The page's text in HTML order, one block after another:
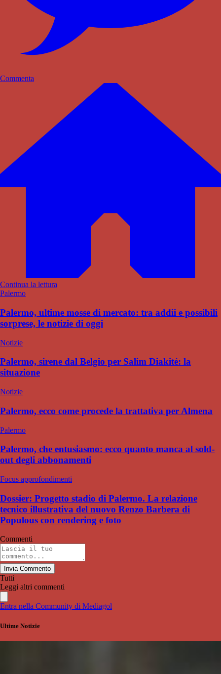
Commenta
Continua la lettura
Palermo
Palermo, ultime mosse di mercato: tra addii e possibili
sorprese, le notizie di oggi
Notizie
Palermo, sirene dal Belgio per Salim Diakité: la
situazione
Notizie
Palermo, ecco come procede la trattativa per Almena
Palermo
Palermo, che entusiasmo: ecco quanto manca al sold-
out degli abbonamenti
Focus approfondimenti
Dossier: Progetto stadio di Palermo. La relazione
tecnico illustrativa del nuovo Renzo Barbera di
Populous con rendering e foto
Commenti
Invia Commento
Tutti
Leggi altri commenti
Entra nella Community di Mediagol
Ultime Notizie